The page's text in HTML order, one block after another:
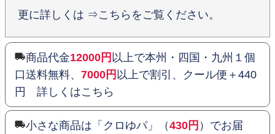
更に詳しくは ⇒こちらをご覧ください。
商品代金12000円 以上で本州・四国・九州１個
口送料無料、 7000円 以上で割引、クール便＋440
円 詳しくはこちら
小さな商品は「クロゆパ」（430円 ）でお届